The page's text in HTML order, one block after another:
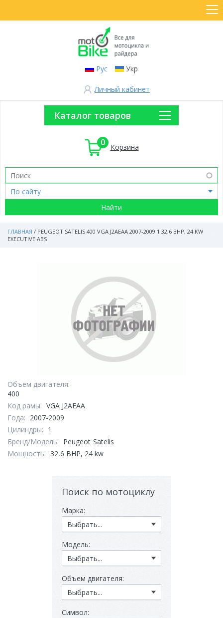
Рус Укр
Личный кабинет
Каталог товаров
0 Корзина
ГЛАВНАЯ / PEUGEOT SATELIS 400 VGA J2AEAA 2007-2009 1 32,6 BHP, 24 KW
EXECUTIVE ABS
Объем двигателя:
400
Код рамы: VGA J2AEAA
Года: 2007-2009
Цилиндры: 1
Бренд/Модель: Peugeot Satelis
Мощность: 32,6 BHP, 24 kw
Поиск по мотоциклу
Марка:
Модель:
Объем двигателя:
Символ: